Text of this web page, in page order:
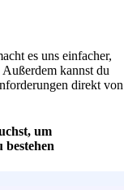
es uns einfacher,
kannst du
direkt von
um